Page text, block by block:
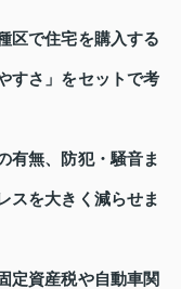
区で住宅を購入する
すさ」をセットで考
有無、防犯・騒音ま
スを大きく減らせま
定資産税や自動車関